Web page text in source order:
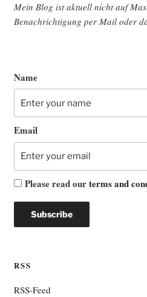
Mein Blog ist aktu­ell nicht auf
Benach­rich­ti­gung per Mail oder
Name
Email
Please read ourterms and
RSS
RSS-Feed